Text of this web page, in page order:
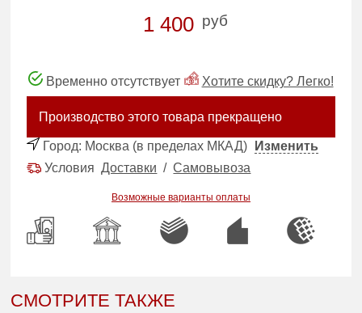
1 400 руб
Временно отсутствует Хотите скидку? Легко!
Производство этого товара прекращено
Город: Москва (в пределах МКАД)
Изменить
УсловияДоставки /Самовывоза
Возможные варианты оплаты
СМОТРИТЕ ТАКЖЕ